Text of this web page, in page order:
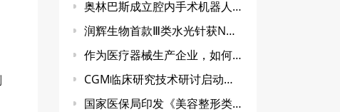
奥林巴斯成立腔内手术机器人公司 | 正式进军手术机器人领域
润辉生物首款Ⅲ类水光针获NMPA受理
作为医疗器械生产企业，如何选择临床试验CRO公司？
CGM临床研究技术研讨启动会顺利召开
国家医保局印发《美容整形类医疗服务价格项目立项指南（试行）》